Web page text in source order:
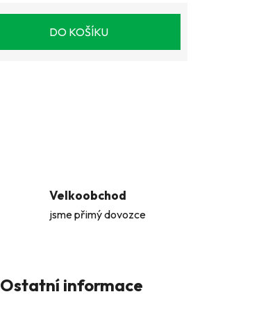
DO KOŠÍKU
Velkoobchod
jsme přimý dovozce
Ostatní informace